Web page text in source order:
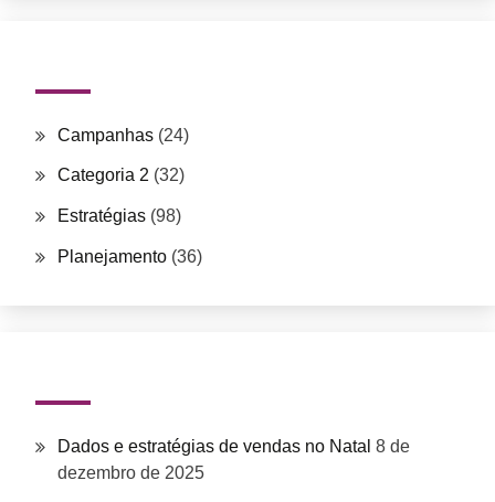
Campanhas (24)
Categoria 2 (32)
Estratégias (98)
Planejamento (36)
Dados e estratégias de vendas no Natal 8 de
dezembro de 2025